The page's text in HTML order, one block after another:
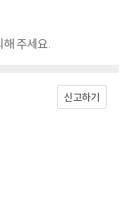
주세요.
신고하기